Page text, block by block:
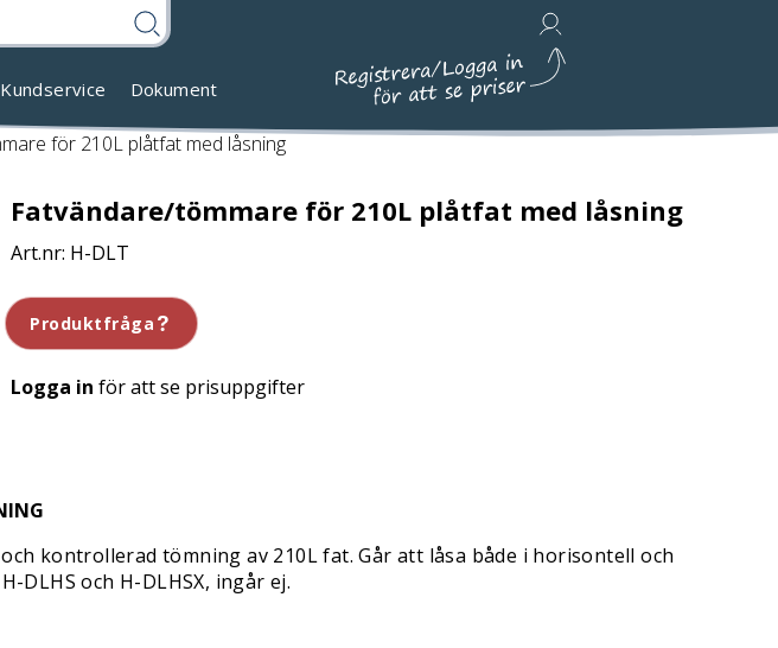
Kundservice Dokument
för 210L plåtfat med låsning
Fatvändare/tömmare för 210L plåtfat med låsning
H-DLT
Produktfråga
Logga in för att se prisuppgifter
kontrollerad tömning av 210L fat. Går att låsa både i horisontell och
och H-DLHSX, ingår ej.